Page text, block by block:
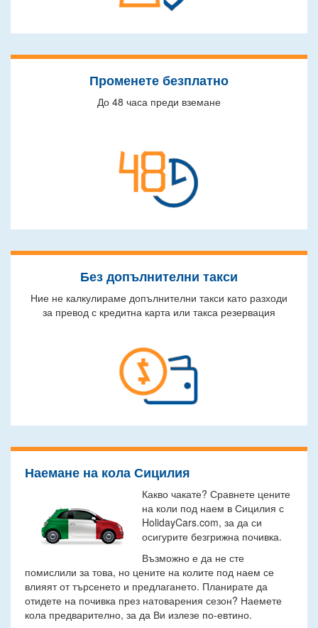
Променете безплатно
До 48 часа преди вземане
Без допълнителни такси
Ние не калкулираме допълнителни такси като разходи
за превод с кредитна карта или такса резервация
Наемане на кола Сицилия
Какво чакате? Сравнете цените
на коли под наем в Сицилия с
HolidayCars.com, за да си
осигурите безгрижна почивка.
Възможно е да не сте
помислили за това, но цените на колите под наем се
влияят от търсенето и предлагането. Планирате да
отидете на почивка през натоварения сезон? Наемете
кола предварително, за да Ви излезе по-евтино.